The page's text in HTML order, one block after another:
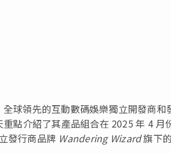
球領先的互動數碼娛樂獨立開發商和
重點介紹了其產品組合在 2025 年 4 月
發行商品牌 Wandering Wizard旗下